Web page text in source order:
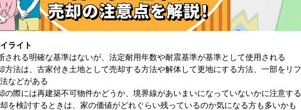
ライト
される明確な基準はないが、法定耐用年数や耐震基準が基準として使用される
方法は、古家付き土地として売却する方法や解体して更地にする方法、一部をリフ
などがある
の際には再建築不可物件かどうか、境界線があいまいになっていないかに注意する
を検討するときは、家の価値がどれぐらい残っているのか気になる方も多いかも